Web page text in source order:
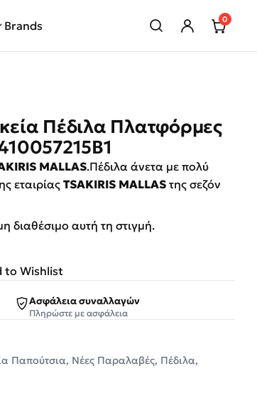
Brands 0
Πέδιλα Πλατφόρμες
MALLAS.Πέδιλα άνετα με πολύ
εταιρίαςTSAKIRIS MALLASτης σεζόν
διαθέσιμο αυτή τη στιγμή.
to Wishlist
Ασφάλεια συναλλαγών
Πληρώστε με ασφάλεια
Παπούτσια, Νέες Παραλαβές, Πέδιλα,